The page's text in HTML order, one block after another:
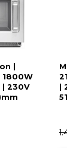
|
1800W
| 230V
|